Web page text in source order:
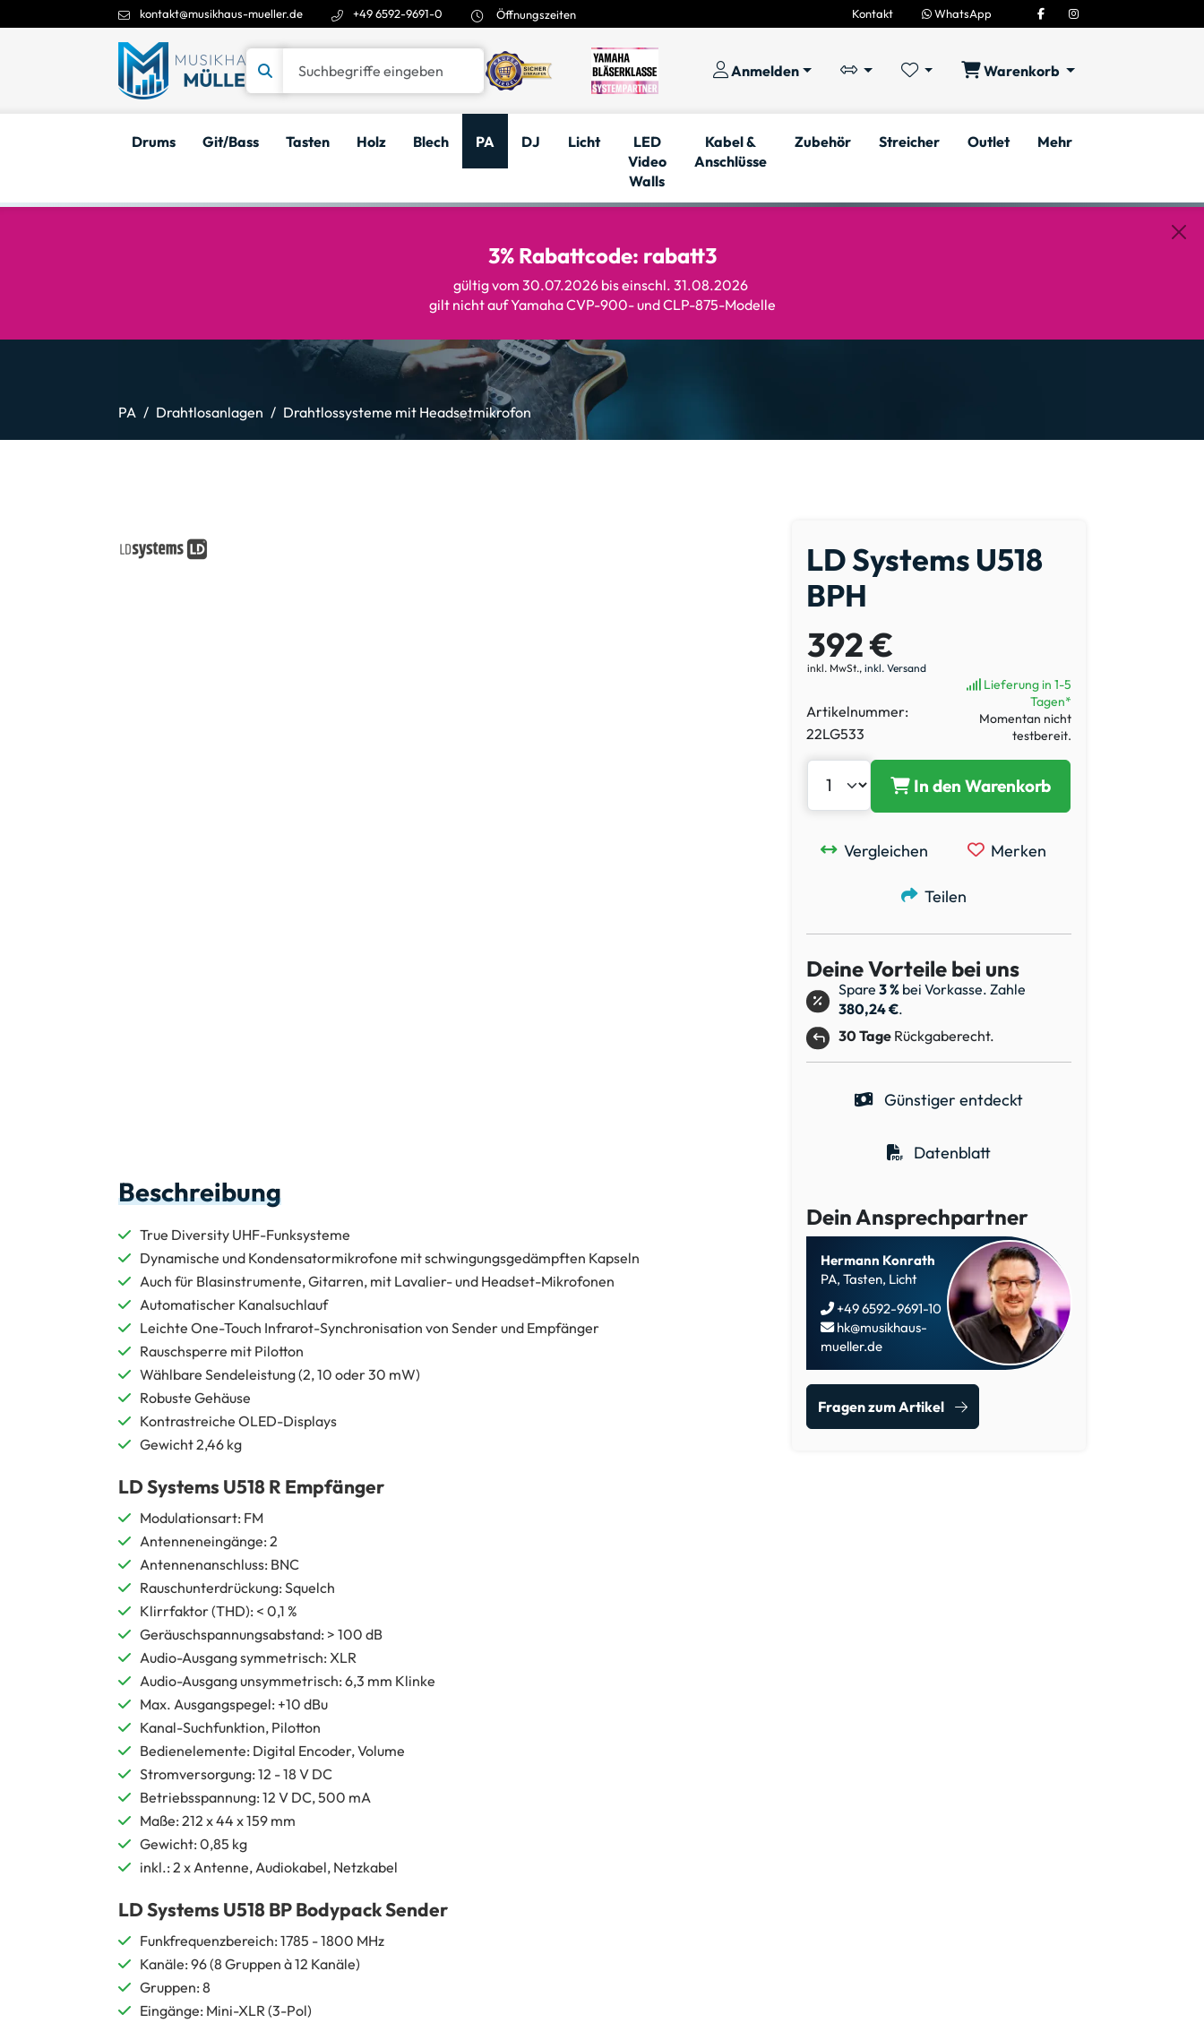
kontakt@musikhaus-mueller.de +49 6592-9691-0 Öffnungszeiten Kontakt WhatsApp
Anmelden Warenkorb
Drums Git/Bass Tasten Holz Blech PA DJ Licht
LED
Video
Walls
Kabel &
Anschlüsse
Zubehör Streicher Outlet Mehr
3% Rabattcode: rabatt3
gültig vom 30.07.2026 bis einschl. 31.08.2026
gilt nicht auf Yamaha CVP-900- und CLP-875-Modelle
PA Drahtlosanlagen Drahtlossysteme mit Headsetmikrofon
Beschreibung
True Diversity UHF-Funksysteme
Dynamische und Kondensatormikrofone mit schwingungsgedämpften Kapseln
Auch für Blasinstrumente, Gitarren, mit Lavalier- und Headset-Mikrofonen
Automatischer Kanalsuchlauf
Leichte One-Touch Infrarot-Synchronisation von Sender und Empfänger
Rauschsperre mit Pilotton
Wählbare Sendeleistung (2, 10 oder 30 mW)
Robuste Gehäuse
Kontrastreiche OLED-Displays
Gewicht 2,46 kg
LD Systems U518 R Empfänger
Modulationsart: FM
Antenneneingänge: 2
Antennenanschluss: BNC
Rauschunterdrückung: Squelch
Klirrfaktor (THD): < 0,1 %
Geräuschspannungsabstand: > 100 dB
Audio-Ausgang symmetrisch: XLR
Audio-Ausgang unsymmetrisch: 6,3 mm Klinke
Max. Ausgangspegel: +10 dBu
Kanal-Suchfunktion, Pilotton
Bedienelemente: Digital Encoder, Volume
Stromversorgung: 12 - 18 V DC
Betriebsspannung: 12 V DC, 500 mA
Maße: 212 x 44 x 159 mm
Gewicht: 0,85 kg
inkl.: 2 x Antenne, Audiokabel, Netzkabel
LD Systems U518 BP Bodypack Sender
Funkfrequenzbereich: 1785 - 1800 MHz
Kanäle: 96 (8 Gruppen à 12 Kanäle)
Gruppen: 8
Eingänge: Mini-XLR (3-Pol)
LD Systems U518
BPH
392 €
inkl. MwSt., inkl. Versand
Artikelnummer:
22LG533
Lieferung in 1-5
Tagen*
Momentan nicht
testbereit.
In den Warenkorb
Vergleichen Merken
Teilen
Deine Vorteile bei uns
Spare 3 % bei Vorkasse. Zahle
380,24 €.
30 Tage Rückgaberecht.
Günstiger entdeckt
Datenblatt
Dein Ansprechpartner
Hermann Konrath
PA, Tasten, Licht
+49 6592-9691-10
hk@musikhaus-
mueller.de
Fragen zum Artikel